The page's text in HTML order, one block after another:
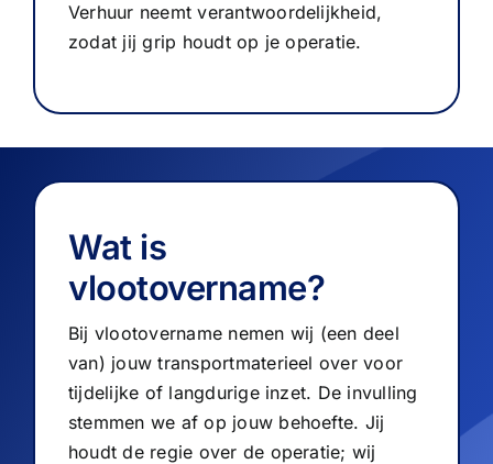
Verhuur neemt verantwoordelijkheid,
zodat jij grip houdt op je operatie.
Wat is
vlootovername?
Bij vlootovername nemen wij (een deel
van) jouw transportmaterieel over voor
tijdelijke of langdurige inzet. De invulling
stemmen we af op jouw behoefte. Jij
houdt de regie over de operatie; wij
24/7 pechhulp